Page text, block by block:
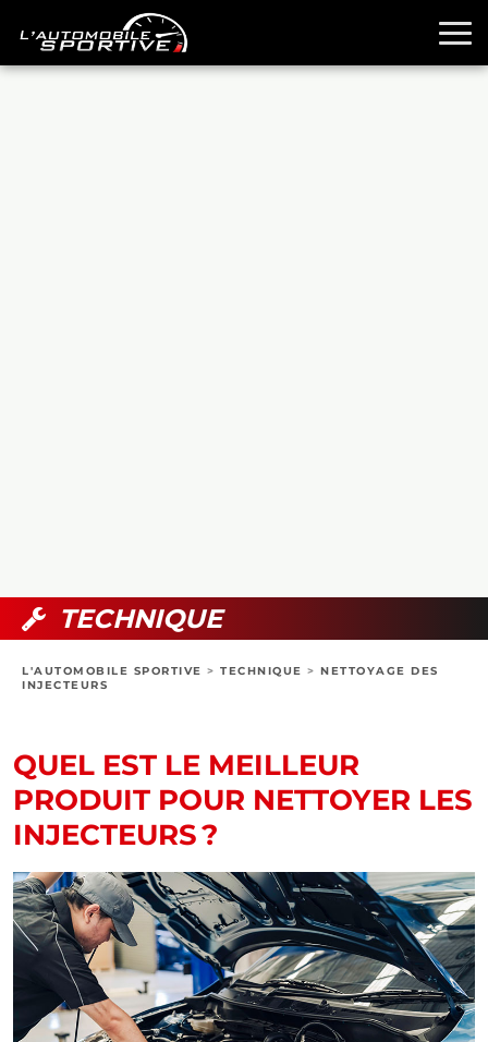
BOUTIQUE
TECHNIQUE
L'AUTOMOBILE SPORTIVE > TECHNIQUE > NETTOYAGE DES
INJECTEURS
QUEL EST LE MEILLEUR
PRODUIT POUR NETTOYER LES
INJECTEURS ?